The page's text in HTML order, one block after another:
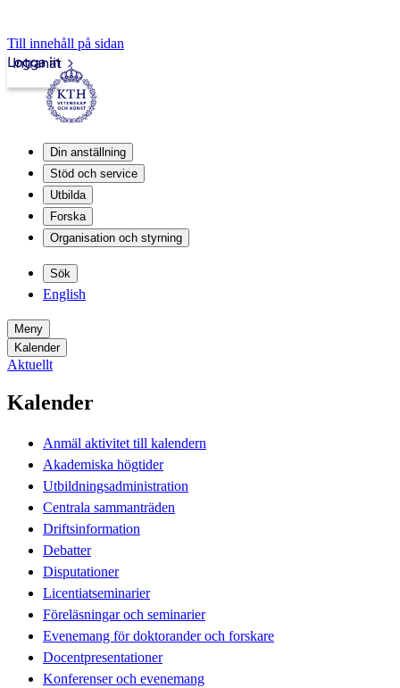
Till innehåll på sidan
Intranät
Logga in
Din anställning
Stöd och service
Utbilda
Forska
Organisation och styrning
Sök
English
Meny
Kalender
Aktuellt
Kalender
Anmäl aktivitet till kalendern
Akademiska högtider
Utbildningsadministration
Centrala sammanträden
Driftsinformation
Debatter
Disputationer
Licentiatseminarier
Föreläsningar och seminarier
Evenemang för doktorander och forskare
Docentpresentationer
Konferenser och evenemang